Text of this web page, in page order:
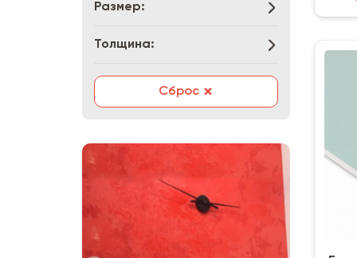
Размер:
Толщина:
Сброс ×